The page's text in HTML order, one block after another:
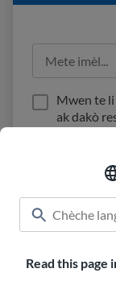
Read this page
Mwen te
ak dakò